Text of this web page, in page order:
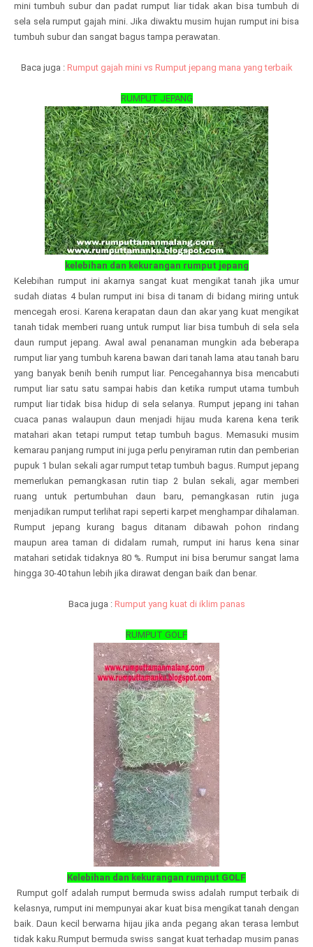
mini tumbuh subur dan padat rumput liar tidak akan bisa tumbuh di
sela sela rumput gajah mini. Jika diwaktu musim hujan rumput ini bisa
tumbuh subur dan sangat bagus tampa perawatan.
Baca juga : Rumput gajah mini vs Rumput jepang mana yang terbaik
RUMPUT JEPANG
kelebihan dan kekurangan rumput jepang
Kelebihan rumput ini akarnya sangat kuat mengikat tanah jika umur
sudah diatas 4 bulan rumput ini bisa di tanam di bidang miring untuk
mencegah erosi. Karena kerapatan daun dan akar yang kuat mengikat
tanah tidak memberi ruang untuk rumput liar bisa tumbuh di sela sela
daun rumput jepang. Awal awal penanaman mungkin ada beberapa
rumput liar yang tumbuh karena bawan dari tanah lama atau tanah baru
yang banyak benih benih rumput liar. Pencegahannya bisa mencabuti
rumput liar satu satu sampai habis dan ketika rumput utama tumbuh
rumput liar tidak bisa hidup di sela selanya. Rumput jepang ini tahan
cuaca panas walaupun daun menjadi hijau muda karena kena terik
matahari akan tetapi rumput tetap tumbuh bagus. Memasuki musim
kemarau panjang rumput ini juga perlu penyiraman rutin dan pemberian
pupuk 1 bulan sekali agar rumput tetap tumbuh bagus. Rumput jepang
memerlukan pemangkasan rutin tiap 2 bulan sekali, agar memberi
ruang untuk pertumbuhan daun baru, pemangkasan rutin juga
menjadikan rumput terlihat rapi seperti karpet menghampar dihalaman.
Rumput jepang kurang bagus ditanam dibawah pohon rindang
maupun area taman di didalam rumah, rumput ini harus kena sinar
matahari setidak tidaknya 80 %. Rumput ini bisa berumur sangat lama
hingga 30-40 tahun lebih jika dirawat dengan baik dan benar.
Baca juga : Rumput yang kuat di iklim panas
RUMPUT GOLF
Kelebihan dan kekurangan rumput GOLF
Rumput golf adalah rumput bermuda swiss adalah rumput terbaik di
kelasnya, rumput ini mempunyai akar kuat bisa mengikat tanah dengan
baik. Daun kecil berwarna hijau jika anda pegang akan terasa lembut
tidak kaku.Rumput bermuda swiss sangat kuat terhadap musim panas